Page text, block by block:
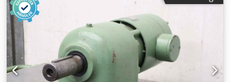
Abmessungen: 550/285/H260 mm -Gewicht: 49 kg